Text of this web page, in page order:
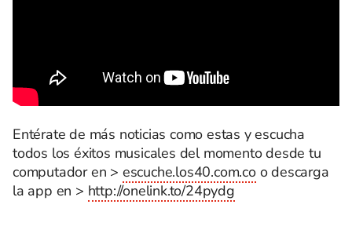
Entérate de más noticias como estas y escucha
todos los éxitos musicales del momento desde tu
computador en > escuche.los40.com.coo descarga
la app en > http://onelink.to/24pydg